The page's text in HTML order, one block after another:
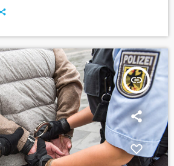
insert_link